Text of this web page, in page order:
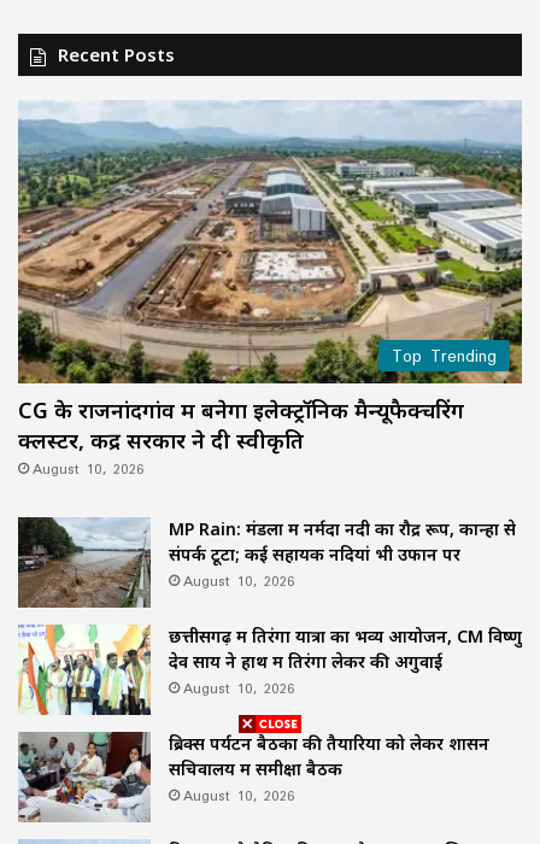
Recent Posts
Top Trending
CG के राजनांदगांव में बनेगा इलेक्ट्रॉनिक मैन्यूफैक्चरिंग
क्लस्टर, केंद्र सरकार ने दी स्वीकृति
August 10, 2026
MP Rain: मंडला में नर्मदा नदी का रौद्र रूप, कान्हा से
संपर्क टूटा; कई सहायक नदियां भी उफान पर
August 10, 2026
छत्तीसगढ़ में तिरंगा यात्रा का भव्य आयोजन, CM विष्णु
देव साय ने हाथ में तिरंगा लेकर की अगुवाई
August 10, 2026
ब्रिक्स पर्यटन बैठकों की तैयारियों को लेकर शासन
सचिवालय में समीक्षा बैठक
August 10, 2026